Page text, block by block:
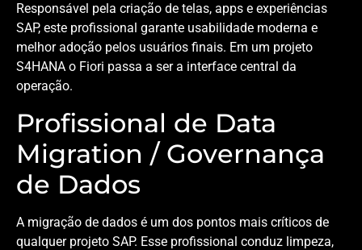
Responsável pela criação de telas, apps e experiências
SAP, este profissional garante usabilidade moderna e
melhor adoção pelos usuários finais. Em um projeto
S4HANA o Fiori passa a ser a interface central da
operação.
Profissional de Data
Migration / Governança
de Dados
A migração de dados é um dos pontos mais críticos de
qualquer projeto SAP. Esse profissional conduz limpeza,